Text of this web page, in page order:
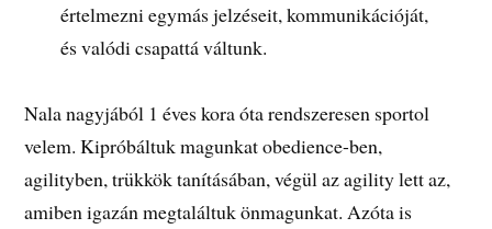
értelmezni egymás jelzéseit, kommunikációját,
és valódi csapattá váltunk.
Nala nagyjából 1 éves kora óta rendszeresen sportol
velem. Kipróbáltuk magunkat obedience-ben,
agilityben, trükkök tanításában, végül az agility lett az,
amiben igazán megtaláltuk önmagunkat. Azóta is